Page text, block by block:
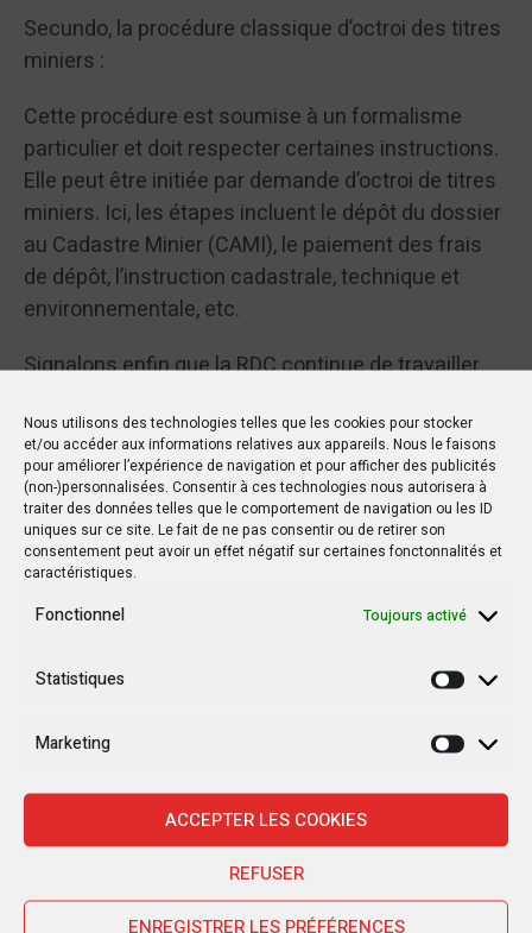
Nous utilisons des technologies telles que les cookies pour stocker
et/ou accéder aux informations relatives aux appareils. Nous le faisons
pour améliorer l’expérience de navigation et pour afficher des publicités
(non-)personnalisées. Consentir à ces technologies nous autorisera à
traiter des données telles que le comportement de navigation ou les ID
uniques sur ce site. Le fait de ne pas consentir ou de retirer son
consentement peut avoir un effet négatif sur certaines fonctonnalités et
caractéristiques.
Fonctionnel Toujours activé
Statistiques
Marketing
ACCEPTER LES COOKIES
REFUSER
ENREGISTRER LES PRÉFÉRENCES
Secundo, la procédure classique d’octroi des titres
miniers :
Cette procédure est soumise à un formalisme
particulier et doit respecter certaines instructions.
Elle peut être initiée par demande d’octroi de titres
miniers. Ici, les étapes incluent le dépôt du dossier
au Cadastre Minier (CAMI), le paiement des frais
de dépôt, l’instruction cadastrale, technique et
environnementale, etc.
Signalons enfin que la RDC continue de travailler
des titres miniers, contribuant ainsi au
développement du secteur minier du pays. Lire
aussi :Le Dg du Cami réhabilité par le Premier
ministre – Infocongo
Facebook
Twitter Partager
Cadastre Minier Cami RDC